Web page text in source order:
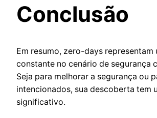
Conclusão
Em resumo, zero-days representam
constante no cenário de segurança
Seja para melhorar a segurança ou
intencionados, sua descoberta tem
significativo.